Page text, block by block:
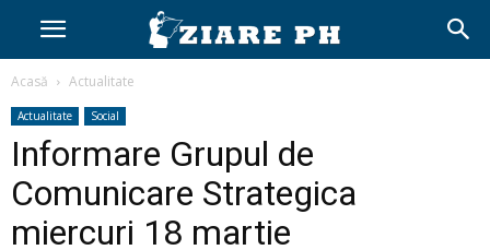
Acasă Actualitate
Actualitate Social
Informare Grupul de
Comunicare Strategica
miercuri 18 martie